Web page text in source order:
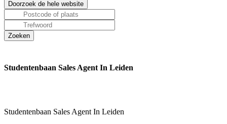
Studentenbaan Sales Agent In Leiden
Studentenbaan Sales Agent In Leiden